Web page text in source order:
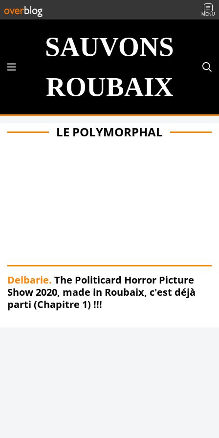
MENU
SAUVONS
ROUBAIX
LE POLYMORPHAL
Delbarie. The Politicard Horror Picture
Show 2020, made in Roubaix, c'est déjà
parti (Chapitre 1) !!!